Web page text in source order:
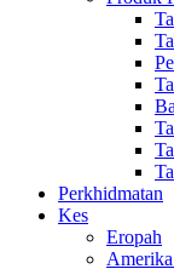
Perkhidmatan
Kes
Eropah